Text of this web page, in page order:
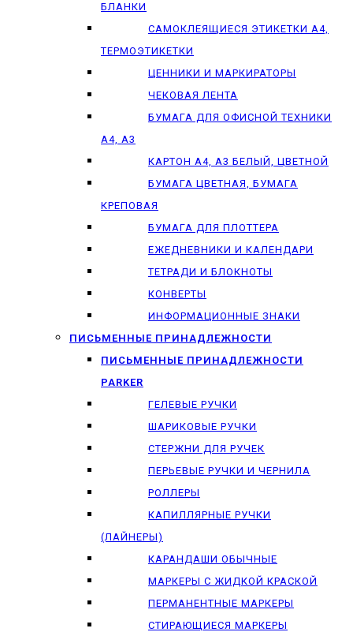
БЛАНКИ
САМОКЛЕЯЩИЕСЯ ЭТИКЕТКИ А4,
ТЕРМОЭТИКЕТКИ
ЦЕННИКИ И МАРКИРАТОРЫ
ЧЕКОВАЯ ЛЕНТА
БУМАГА ДЛЯ ОФИСНОЙ ТЕХНИКИ
А4, А3
КАРТОН А4, А3 БЕЛЫЙ, ЦВЕТНОЙ
БУМАГА ЦВЕТНАЯ, БУМАГА
КРЕПОВАЯ
БУМАГА ДЛЯ ПЛОТТЕРА
ЕЖЕДНЕВНИКИ И КАЛЕНДАРИ
ТЕТРАДИ И БЛОКНОТЫ
КОНВЕРТЫ
ИНФОРМАЦИОННЫЕ ЗНАКИ
ПИСЬМЕННЫЕ ПРИНАДЛЕЖНОСТИ
ПИСЬМЕННЫЕ ПРИНАДЛЕЖНОСТИ
PARKER
ГЕЛЕВЫЕ РУЧКИ
ШАРИКОВЫЕ РУЧКИ
СТЕРЖНИ ДЛЯ РУЧЕК
ПЕРЬЕВЫЕ РУЧКИ И ЧЕРНИЛА
РОЛЛЕРЫ
КАПИЛЛЯРНЫЕ РУЧКИ
(ЛАЙНЕРЫ)
КАРАНДАШИ ОБЫЧНЫЕ
МАРКЕРЫ C ЖИДКОЙ КРАСКОЙ
ПЕРМАНЕНТНЫЕ МАРКЕРЫ
СТИРАЮЩИЕСЯ МАРКЕРЫ